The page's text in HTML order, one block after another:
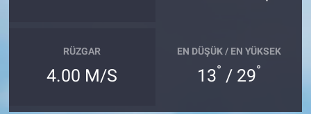
RÜZGAR
4.00 M/S
EN DÜŞÜK / EN YÜKSEK
13° / 29°